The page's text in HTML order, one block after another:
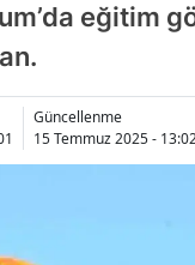
eğitim
Güncellenme
15 Temmuz 2025 -